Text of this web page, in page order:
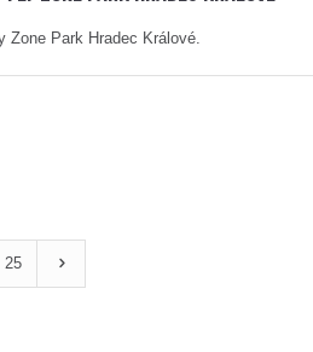
Zone Park Hradec Králové.
25